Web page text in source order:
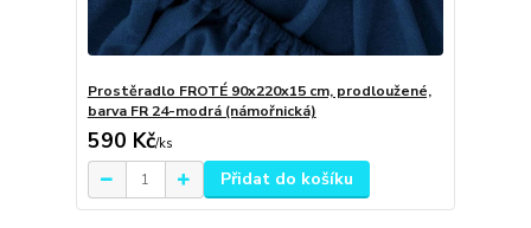
Prostěradlo FROTÉ 90x220x15 cm, prodloužené,
barva FR 24-modrá (námořnická)
590 Kč/ks
Přidat do košíku